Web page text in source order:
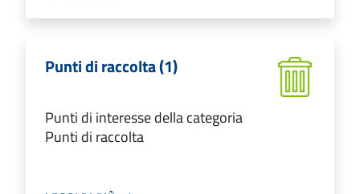
Punti di raccolta (1)
Punti di interesse della categoria
Punti di raccolta